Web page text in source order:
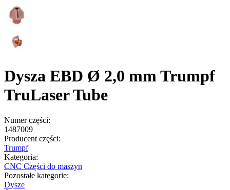
Dysza EBD Ø 2,0 mm Trumpf
TruLaser Tube
Numer części:
1487009
Producent części:
Trumpf
Kategoria:
CNC Części do maszyn
Pozostałe kategorie:
Dysze